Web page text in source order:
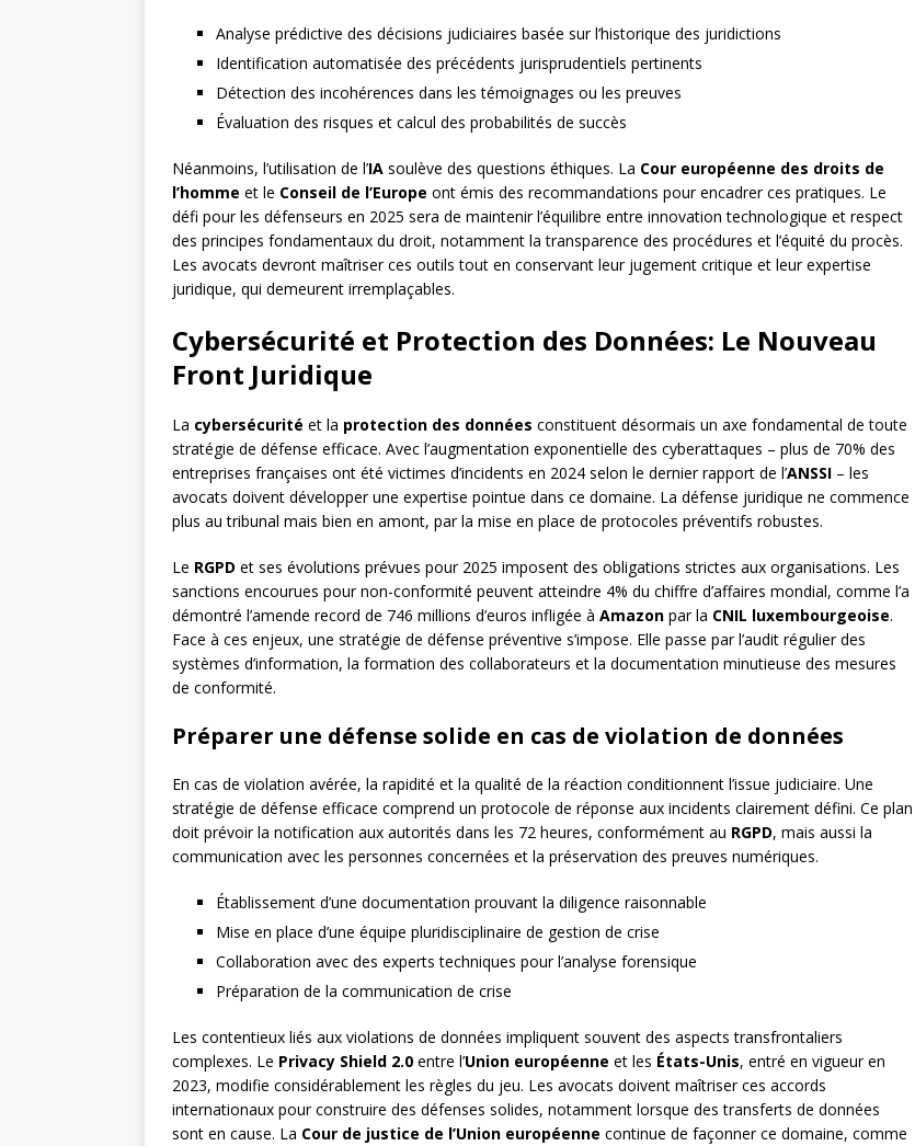
Analyse prédictive des décisions judiciaires basée sur l’historique des juridictions
Identification automatisée des précédents jurisprudentiels pertinents
Détection des incohérences dans les témoignages ou les preuves
Évaluation des risques et calcul des probabilités de succès
Néanmoins, l’utilisation de l’IA soulève des questions éthiques. La Cour européenne des droits de
l’homme et le Conseil de l’Europe ont émis des recommandations pour encadrer ces pratiques. Le
défi pour les défenseurs en 2025 sera de maintenir l’équilibre entre innovation technologique et respect
des principes fondamentaux du droit, notamment la transparence des procédures et l’équité du procès.
Les avocats devront maîtriser ces outils tout en conservant leur jugement critique et leur expertise
juridique, qui demeurent irremplaçables.
Cybersécurité et Protection des Données: Le Nouveau
Front Juridique
La cybersécurité et la protection des données constituent désormais un axe fondamental de toute
stratégie de défense efficace. Avec l’augmentation exponentielle des cyberattaques – plus de 70% des
entreprises françaises ont été victimes d’incidents en 2024 selon le dernier rapport de l’ANSSI – les
avocats doivent développer une expertise pointue dans ce domaine. La défense juridique ne commence
plus au tribunal mais bien en amont, par la mise en place de protocoles préventifs robustes.
Le RGPD et ses évolutions prévues pour 2025 imposent des obligations strictes aux organisations. Les
sanctions encourues pour non-conformité peuvent atteindre 4% du chiffre d’affaires mondial, comme l’a
démontré l’amende record de 746 millions d’euros infligée à Amazon par la CNIL luxembourgeoise.
Face à ces enjeux, une stratégie de défense préventive s’impose. Elle passe par l’audit régulier des
systèmes d’information, la formation des collaborateurs et la documentation minutieuse des mesures
de conformité.
Préparer une défense solide en cas de violation de données
En cas de violation avérée, la rapidité et la qualité de la réaction conditionnent l’issue judiciaire. Une
stratégie de défense efficace comprend un protocole de réponse aux incidents clairement défini. Ce plan
doit prévoir la notification aux autorités dans les 72 heures, conformément au RGPD, mais aussi la
communication avec les personnes concernées et la préservation des preuves numériques.
Établissement d’une documentation prouvant la diligence raisonnable
Mise en place d’une équipe pluridisciplinaire de gestion de crise
Collaboration avec des experts techniques pour l’analyse forensique
Préparation de la communication de crise
Les contentieux liés aux violations de données impliquent souvent des aspects transfrontaliers
complexes. Le Privacy Shield 2.0 entre l’Union européenne et les États-Unis, entré en vigueur en
2023, modifie considérablement les règles du jeu. Les avocats doivent maîtriser ces accords
internationaux pour construire des défenses solides, notamment lorsque des transferts de données
sont en cause. La Cour de justice de l’Union européenne continue de façonner ce domaine, comme